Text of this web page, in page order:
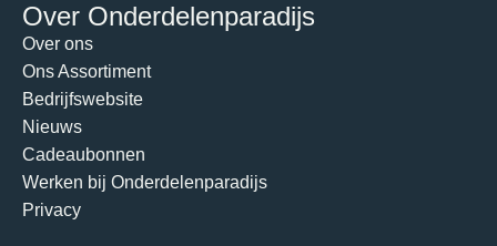
Over Onderdelenparadijs
Over ons
Ons Assortiment
Bedrijfswebsite
Nieuws
Cadeaubonnen
Werken bij Onderdelenparadijs
Privacy